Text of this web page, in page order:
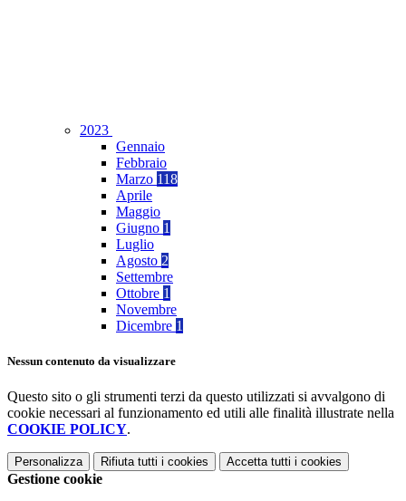
2023
Gennaio
Febbraio
Marzo 118
Aprile
Maggio
Giugno 1
Luglio
Agosto 2
Settembre
Ottobre 1
Novembre
Dicembre 1
Nessun contenuto da visualizzare
Questo sito o gli strumenti terzi da questo utilizzati si avvalgono di
cookie necessari al funzionamento ed utili alle finalità illustrate nella
COOKIE POLICY.
Personalizza Rifiuta tutti i cookies Accetta tutti i cookies
Gestione cookie